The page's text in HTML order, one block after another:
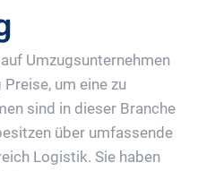
Umzugsunternehmen
um eine zu
sind in dieser Branche
über umfassende
Logistik. Sie haben